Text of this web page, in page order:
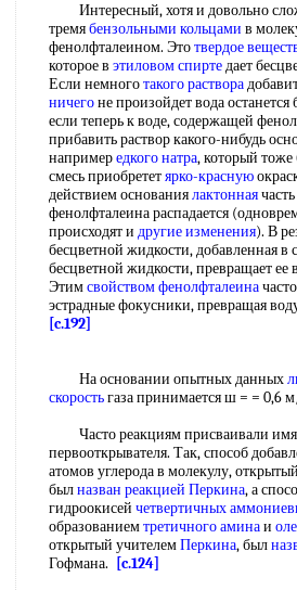
Интересный, хотя и довольно
тремябензольными кольцами в
фенолфталеином. Этотвердое
которое в этиловом спиртедает
Если немноготакого раствора
ничегоне произойдет вода
если теперь к воде, содержащей
прибавить раствор какого-нибудь
напримередкого натра, который тоже
смесь приобрететярко-красную
действием основаниялактонная
фенолфталеина распадается
происходят и другие изменения). В
бесцветной жидкости, добавленная в
бесцветной жидкости, превращает ее в
Этимсвойством фенолфталеина
эстрадные фокусники, превращая
[c.192]
На основании опытных данных
скоростьгаза принимается ш = = 0,6
Часто реакциям присваивали
первооткрывателя. Так, способ
атомов углерода в молекулу, открытый
былназван реакцией Перкина, а
гидроокисей четвертичных
образованиемтретичного аминаи
открытый учителемПеркина, был
Гофмана.
[c.124]